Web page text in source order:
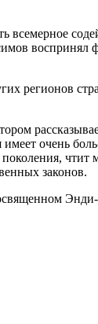
всемерное
воспринял
регионов
очень
чтит
законов.